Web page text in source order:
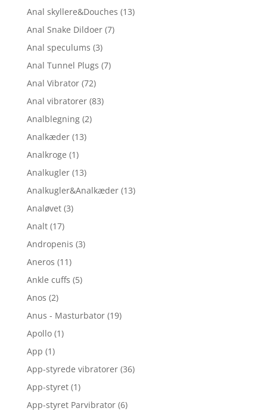
Anal skyllere&Douches (13)
Anal Snake Dildoer (7)
Anal speculums (3)
Anal Tunnel Plugs (7)
Anal Vibrator (72)
Anal vibratorer (83)
Analblegning (2)
Analkæder (13)
Analkroge (1)
Analkugler (13)
Analkugler&Analkæder (13)
Analøvet (3)
Analt (17)
Andropenis (3)
Aneros (11)
Ankle cuffs (5)
Anos (2)
Anus - Masturbator (19)
Apollo (1)
App (1)
App-styrede vibratorer (36)
App-styret (1)
App-styret Parvibrator (6)